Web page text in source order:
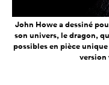
John Howe a dessiné
son univers, le dragon,
possibles en pièce